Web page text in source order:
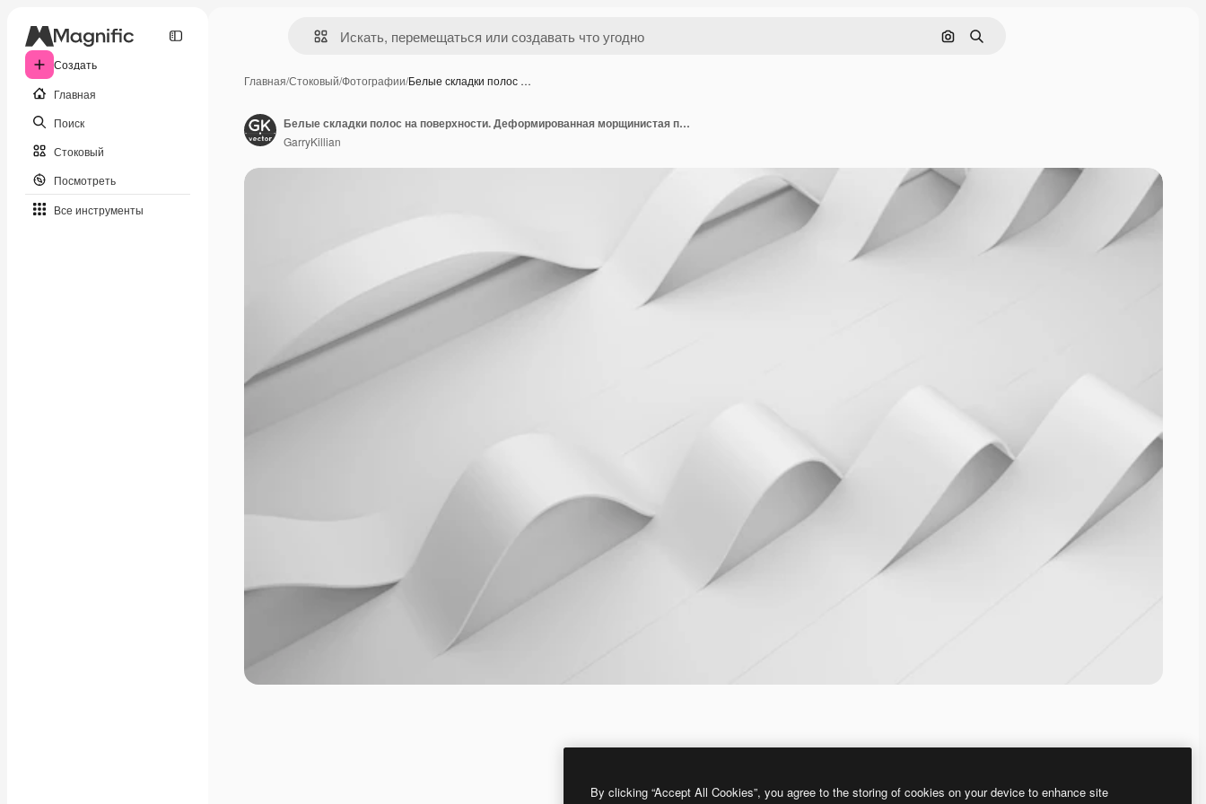
Создать
Главная
Поиск
Стоковый
Посмотреть
Все инструменты
Поиск по изображению
Поиск
Главная/Стоковый/Фотографии/Белые складки полос …
Белые складки полос на поверхности. Деформированная морщинистая поверхность с мягким светом. Современный яркий фон с морщинами в стиле минимализма. 3D визуализация иллюстрации.
GarryKillian
By clicking “Accept All Cookies”, you agree to the storing of cookies on your device to enhance site